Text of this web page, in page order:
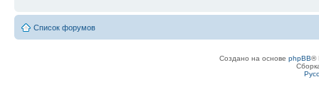
Список форумов
Создано на основе phpBB®